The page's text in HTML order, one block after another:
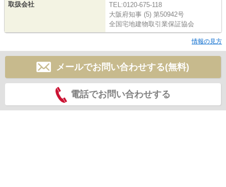
取扱会社
TEL:0120-675-118
大阪府知事 (5) 第50942号
全国宅地建物取引業保証協会
情報の見方
メールでお問い合わせする(無料)
電話でお問い合わせする